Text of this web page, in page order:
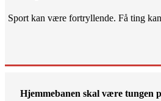
Sport kan være fortryllende. Få ting
Hjemmebanen skal være tungen